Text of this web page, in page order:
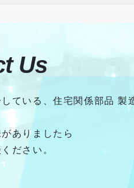
Us
ている、住宅関係部品 製
ありましたら
ださい。